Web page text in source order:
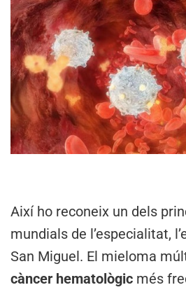
Així ho reconeix un dels
mundials de l’especialitat,
San Miguel. El mieloma
càncer hematològic més